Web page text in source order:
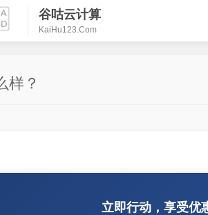
谷咕云计算
KaiHu123.Com
样？
立即行动，享受优